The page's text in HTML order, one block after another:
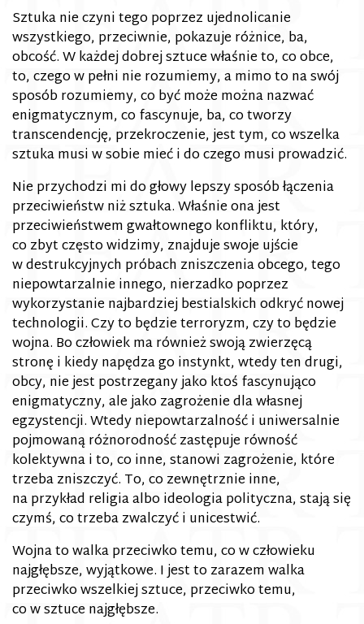
Sztuka nie czyni tego poprzez ujednolicanie
wszystkiego, przeciwnie, pokazuje różnice, ba,
obcość. W każdej dobrej sztuce właśnie to, co obce,
to, czego w pełni nie rozumiemy, a mimo to na swój
sposób rozumiemy, co być może można nazwać
enigmatycznym, co fascynuje, ba, co tworzy
transcendencję, przekroczenie, jest tym, co wszelka
sztuka musi w sobie mieć i do czego musi prowadzić.
Nie przychodzi mi do głowy lepszy sposób łączenia
przeciwieństw niż sztuka. Właśnie ona jest
przeciwieństwem gwałtownego konfliktu, który,
co zbyt często widzimy, znajduje swoje ujście
w destrukcyjnych próbach zniszczenia obcego, tego
niepowtarzalnie innego, nierzadko poprzez
wykorzystanie najbardziej bestialskich odkryć nowej
technologii. Czy to będzie terroryzm, czy to będzie
wojna. Bo człowiek ma również swoją zwierzęcą
stronę i kiedy napędza go instynkt, wtedy ten drugi,
obcy, nie jest postrzegany jako ktoś fascynująco
enigmatyczny, ale jako zagrożenie dla własnej
egzystencji. Wtedy niepowtarzalność i uniwersalnie
pojmowaną różnorodność zastępuje równość
kolektywna i to, co inne, stanowi zagrożenie, które
trzeba zniszczyć. To, co zewnętrznie inne,
na przykład religia albo ideologia polityczna, stają się
czymś, co trzeba zwalczyć i unicestwić.
Wojna to walka przeciwko temu, co w człowieku
najgłębsze, wyjątkowe. I jest to zarazem walka
przeciwko wszelkiej sztuce, przeciwko temu,
co w sztuce najgłębsze.